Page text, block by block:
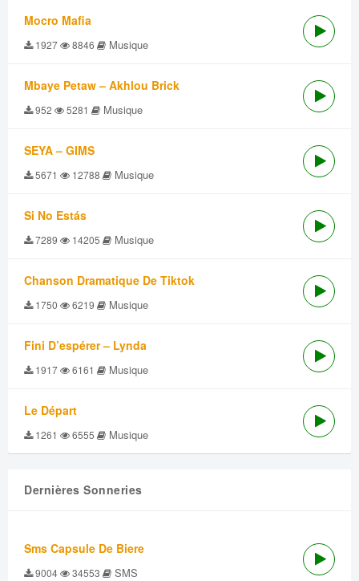
Mocro Mafia
1927 8846 Musique
Mbaye Petaw – Akhlou Brick
952 5281 Musique
SEYA – GIMS
5671 12788 Musique
Si No Estás
7289 14205 Musique
Chanson Dramatique De Tiktok
1750 6219 Musique
Fini D’espérer – Lynda
1917 6161 Musique
Le Départ
1261 6555 Musique
Dernières Sonneries
Sms Capsule De Biere
9004 34553 SMS